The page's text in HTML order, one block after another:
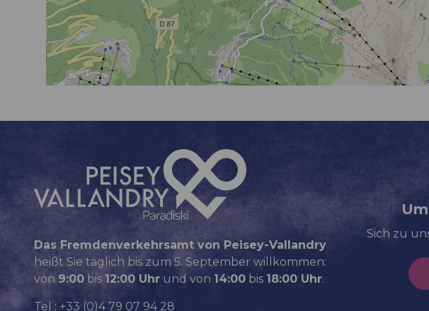
Das Fremdenverkehrsamt von Peisey-Vallandry
heißt Sie täglich bis zum 5. September willkommen:
von 9:00 bis 12:00 Uhr und von 14:00 bis 18:00 Uhr.
Tel : +33 (0)4 79 07 94 28
Sich zu